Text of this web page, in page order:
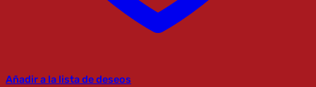
Añadir a la lista de deseos